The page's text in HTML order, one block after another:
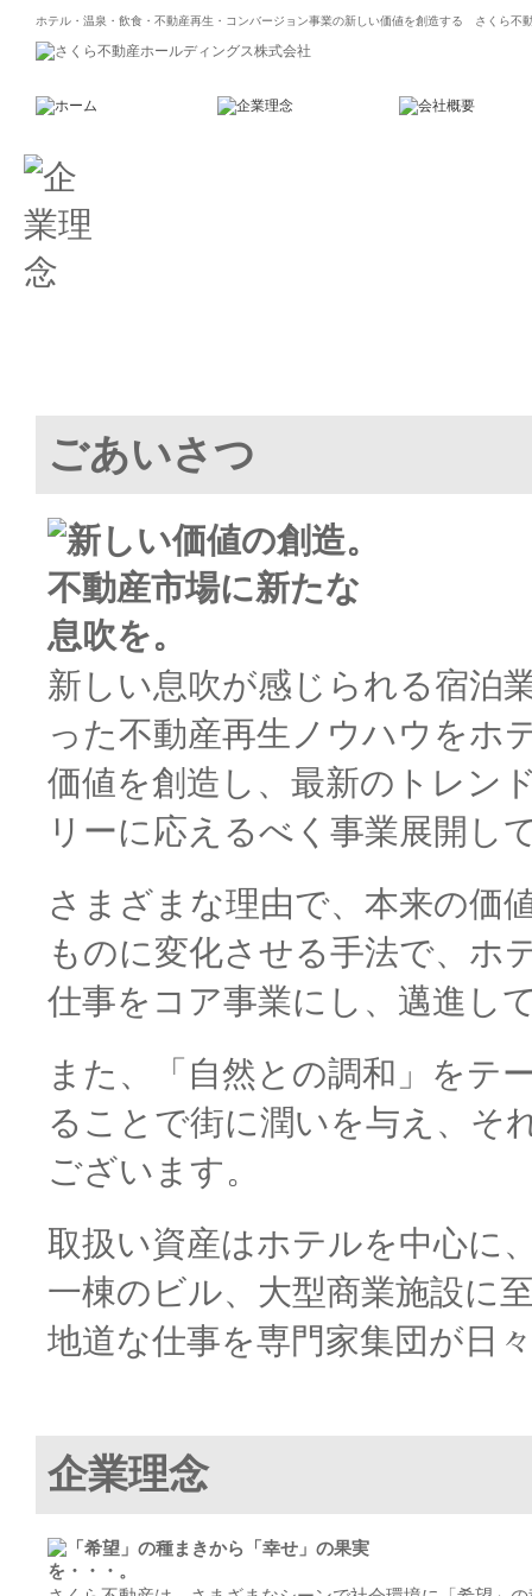
ホテル・温泉・飲食・不動産再生・コンバージョン事業の新しい価値を創造する さくら不
ごあいさつ
新しい息吹が感じられる宿泊
った不動産再生ノウハウをホ
価値を創造し、最新のトレン
リーに応えるべく事業展開し
さまざまな理由で、本来の価
ものに変化させる手法で、ホ
仕事をコア事業にし、邁進し
また、「自然との調和」をテ
ることで街に潤いを与え、そ
ございます。
取扱い資産はホテルを中心に
一棟のビル、大型商業施設に
地道な仕事を専門家集団が日
企業理念